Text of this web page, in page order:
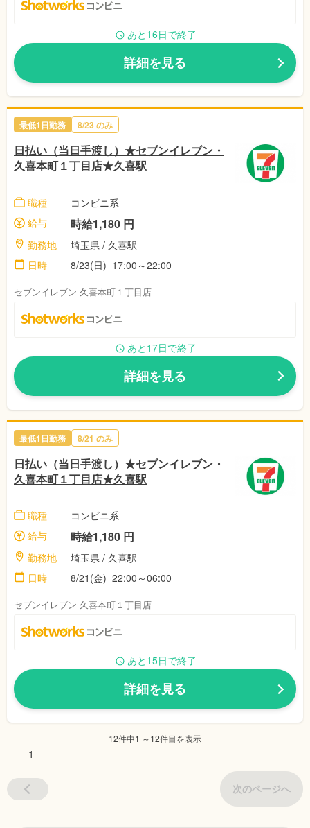
あと16日で終了
詳細を見る
最低1日勤務 8/23 のみ
日払い（当日手渡し）★セブンイレブン・
久喜本町１丁目店★久喜駅
職種
コンビニ系
給与
時給1,180 円
勤務地
埼玉県 / 久喜駅
日時
8/23(日) 17:00～22:00
セブンイレブン 久喜本町１丁目店
あと17日で終了
詳細を見る
最低1日勤務 8/21 のみ
日払い（当日手渡し）★セブンイレブン・
久喜本町１丁目店★久喜駅
職種
コンビニ系
給与
時給1,180 円
勤務地
埼玉県 / 久喜駅
日時
8/21(金) 22:00～06:00
セブンイレブン 久喜本町１丁目店
あと15日で終了
詳細を見る
12件中1 ～12件目を表示
1
次のページへ